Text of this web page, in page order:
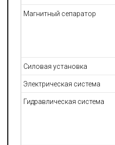
Магнитный сепаратор
Силовая установка
Электрическая система
Гидравлическая система